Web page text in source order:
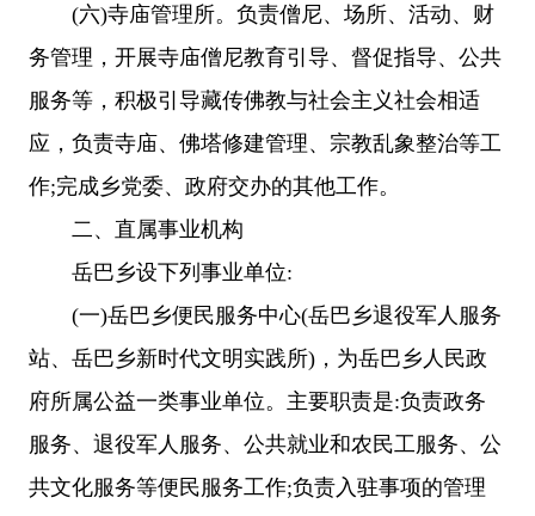
(六)寺庙管理所。负责僧尼、场所、活动、财
务管理，开展寺庙僧尼教育引导、督促指导、公共
服务等，积极引导藏传佛教与社会主义社会相适
应，负责寺庙、佛塔修建管理、宗教乱象整治等工
作;完成乡党委、政府交办的其他工作。
二、 直属事业机构
岳巴乡设下列事业单位:
(一)岳巴乡便民服务中心(岳巴乡退役军人服务
站、岳巴乡新时代文明实践所)，为岳巴乡人民政
府所属公益一类事业单位。主要职责是:负责政务
服务、退役军人服务、公共就业和农民工服务、公
共文化服务等便民服务工作;负责入驻事项的管理